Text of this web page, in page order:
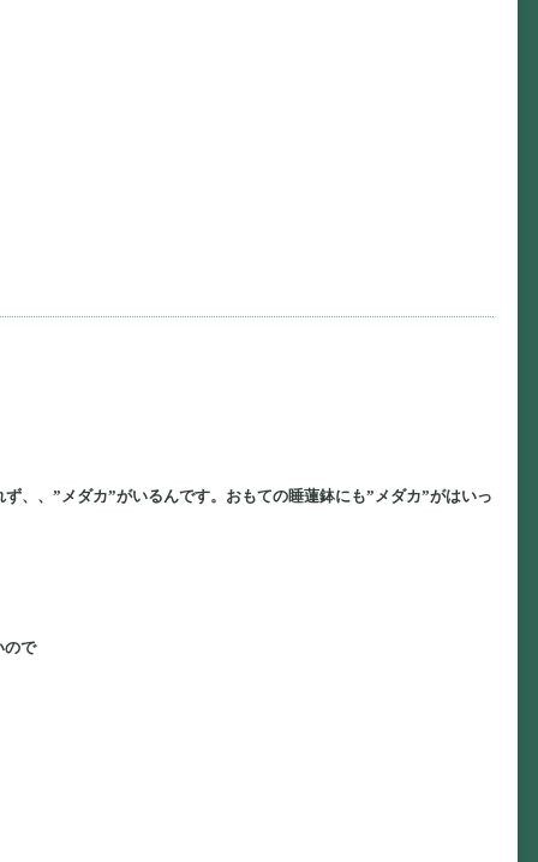
、、”メダカ”がいるんです。おもての睡蓮鉢にも”メダカ”がはいっ
ので